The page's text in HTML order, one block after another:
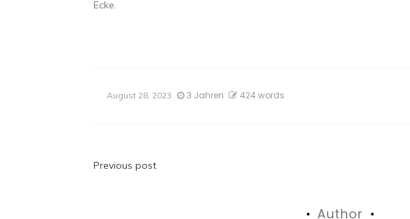
Ecke.
August 28, 2023 3 Jahren 424 words
Beitragsnavigation
Previous post
Author